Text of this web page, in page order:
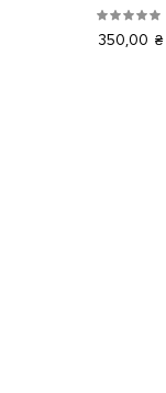
350,00 ₴